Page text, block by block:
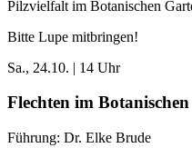
Pilzvielfalt im Botanischen
Bitte Lupe mitbringen!
Sa., 24.10. | 14 Uhr
Flechten im
Führung: Dr. Elke Brude